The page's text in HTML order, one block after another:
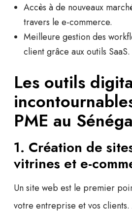
Accès à de nouveaux
travers le e-commerce.
Meilleure gestion des
client grâce aux outils SaaS.
Les outils
PME au
1. Création de
vitrines et e-
Un site web est le premier
votre entreprise et vos